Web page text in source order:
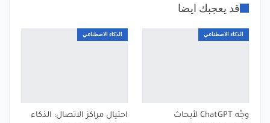
قد يعجبك ايضا
الذكاء الاصطناعي
وجِّه ChatGPT لأبحاث
الذكاء الاصطناعي
احتيال مراكز الاتصال: الذكاء